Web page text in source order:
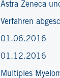
Astra Zeneca
Verfahren
01.06.2016
01.12.2016
Multiples